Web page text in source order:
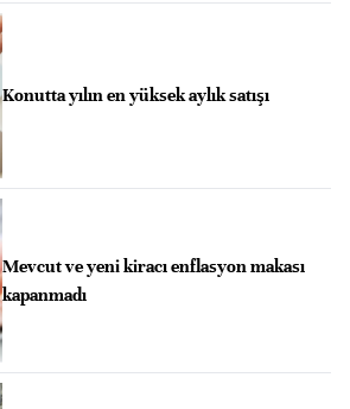
Konutta yılın en yüksek aylık satışı
Mevcut ve yeni kiracı enflasyon makası
kapanmadı